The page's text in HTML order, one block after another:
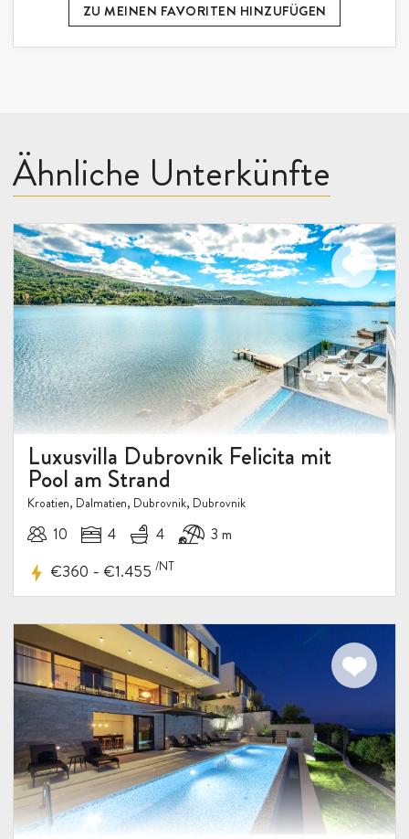
ZU MEINEN FAVORITEN HINZUFÜGEN
Ähnliche Unterkünfte
Luxusvilla Dubrovnik Felicita mit
Pool am Strand
Kroatien, Dalmatien, Dubrovnik, Dubrovnik
10 4 4 3 m
€360 - €1.455 /NT